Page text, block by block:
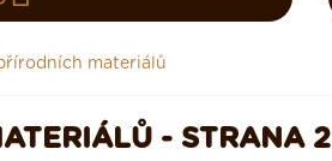
materiálů
- STRANA 2